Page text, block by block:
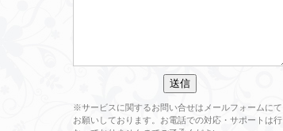
※サービスに関するお問い合せはメールフォームにて
お願いしております。お電話での対応・サポートは行